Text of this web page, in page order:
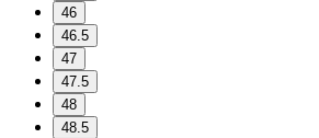
46
46.5
47
47.5
48
48.5